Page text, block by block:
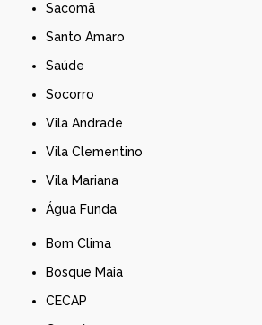
Sacomã
Santo Amaro
Saúde
Socorro
Vila Andrade
Vila Clementino
Vila Mariana
Água Funda
Bom Clima
Bosque Maia
CECAP